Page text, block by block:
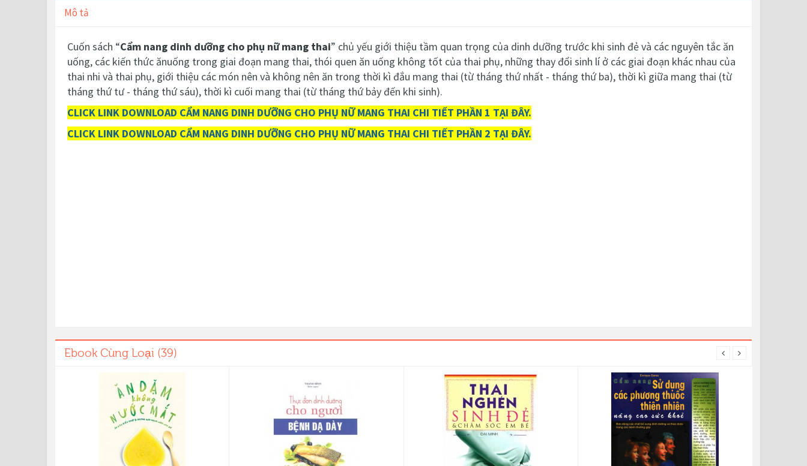
Mô tả
Cuốn sách “Cẩm nang dinh dưỡng cho phụ nữ mang thai” chủ yếu giới thiệu tầm quan trọng của dinh dưỡng trước khi sinh đẻ và các nguyên tắc ăn
uống, các kiến thức ănuống trong giai đoạn mang thai, thói quen ăn uống không tốt của thai phụ, những thay đổi sinh lí ở các giai đoạn khác nhau của
thai nhi và thai phụ, giới thiệu các món nên và không nên ăn trong thời kì đắu mang thai (từ tháng thứ nhất - tháng thứ ba), thời kì giữa mang thai (từ
tháng thứ tư - tháng thứ sáu), thời kì cuối mang thai (từ tháng thứ bảy đến khi sinh).
CLICK LINK DOWNLOAD CẨM NANG DINH DƯỠNG CHO PHỤ NỮ MANG THAI CHI TIẾT PHẦN 1 TẠI ĐÂY.
CLICK LINK DOWNLOAD CẨM NANG DINH DƯỠNG CHO PHỤ NỮ MANG THAI CHI TIẾT PHẦN 2 TẠI ĐÂY.
Ebook Cùng Loại (39)